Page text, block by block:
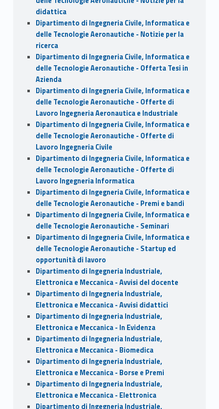
didattica
Dipartimento di Ingegneria Civile, Informatica e
delle Tecnologie Aeronautiche - Notizie per la
ricerca
Dipartimento di Ingegneria Civile, Informatica e
delle Tecnologie Aeronautiche - Offerta Tesi in
Azienda
Dipartimento di Ingegneria Civile, Informatica e
delle Tecnologie Aeronautiche - Offerte di
Lavoro Ingegneria Aeronautica e Industriale
Dipartimento di Ingegneria Civile, Informatica e
delle Tecnologie Aeronautiche - Offerte di
Lavoro Ingegneria Civile
Dipartimento di Ingegneria Civile, Informatica e
delle Tecnologie Aeronautiche - Offerte di
Lavoro Ingegneria Informatica
Dipartimento di Ingegneria Civile, Informatica e
delle Tecnologie Aeronautiche - Premi e bandi
Dipartimento di Ingegneria Civile, Informatica e
delle Tecnologie Aeronautiche - Seminari
Dipartimento di Ingegneria Civile, Informatica e
delle Tecnologie Aeronautiche - Startup ed
opportunità di lavoro
Dipartimento di Ingegneria Industriale,
Elettronica e Meccanica - Avvisi del docente
Dipartimento di Ingegneria Industriale,
Elettronica e Meccanica - Avvisi didattici
Dipartimento di Ingegneria Industriale,
Elettronica e Meccanica - In Evidenza
Dipartimento di Ingegneria Industriale,
Elettronica e Meccanica - Biomedica
Dipartimento di Ingegneria Industriale,
Elettronica e Meccanica - Borse e Premi
Dipartimento di Ingegneria Industriale,
Elettronica e Meccanica - Elettronica
Dipartimento di Ingegneria Industriale,